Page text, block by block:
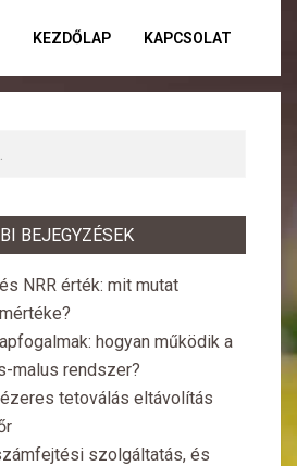
KEZDŐLAP KAPCSOLAT
BEJEGYZÉSEK
NRR érték: mit mutat
hogyan működik a
malus rendszer?
tetoválás eltávolítás
szolgáltatás, és